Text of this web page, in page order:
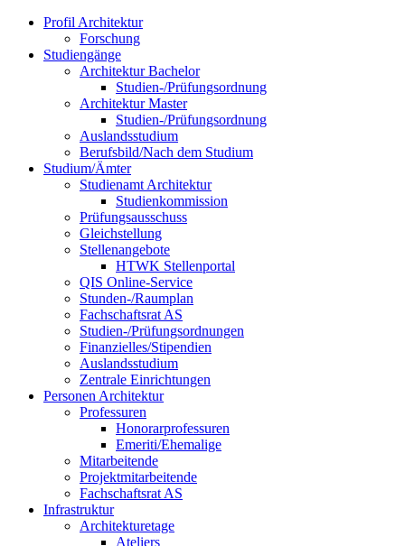
Profil Architektur
Forschung
Studiengänge
Architektur Bachelor
Studien-/Prüfungsordnung
Architektur Master
Studien-/Prüfungsordnung
Auslandsstudium
Berufsbild/Nach dem Studium
Studium/Ämter
Studienamt Architektur
Studienkommission
Prüfungsausschuss
Gleichstellung
Stellenangebote
HTWK Stellenportal
QIS Online-Service
Stunden-/Raumplan
Fachschaftsrat AS
Studien-/Prüfungsordnungen
Finanzielles/Stipendien
Auslandsstudium
Zentrale Einrichtungen
Personen Architektur
Professuren
Honorarprofessuren
Emeriti/Ehemalige
Mitarbeitende
Projektmitarbeitende
Fachschaftsrat AS
Infrastruktur
Architekturetage
Ateliers